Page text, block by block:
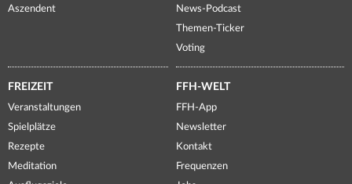
Aszendent
News-Podcast
Themen-Ticker
Voting
FREIZEIT
Veranstaltungen
Spielplätze
Rezepte
Meditation
FFH-WELT
FFH-App
Newsletter
Kontakt
Frequenzen